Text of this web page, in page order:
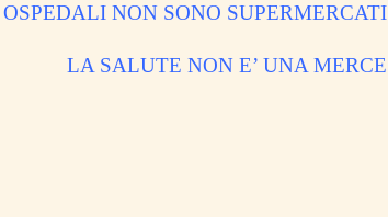
NON SONO SUPERMERCATI
LA SALUTE NON E’ UNA MERCE